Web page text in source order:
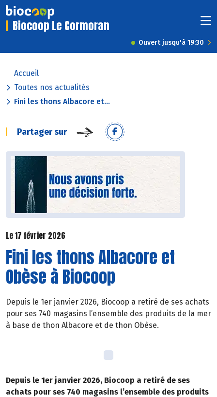
Biocoop Le Cormoran
Ouvert jusqu'à 19:30
Accueil
Toutes nos actualités
Fini les thons Albacore et...
Partager sur
Le 17 février 2026
Fini les thons Albacore et
Obèse à Biocoop
Depuis le 1er janvier 2026, Biocoop a retiré de ses achats
pour ses 740 magasins l’ensemble des produits de la mer
à base de thon Albacore et de thon Obèse.
Depuis le 1er janvier 2026, Biocoop a retiré de ses
achats pour ses 740 magasins l’ensemble des produits